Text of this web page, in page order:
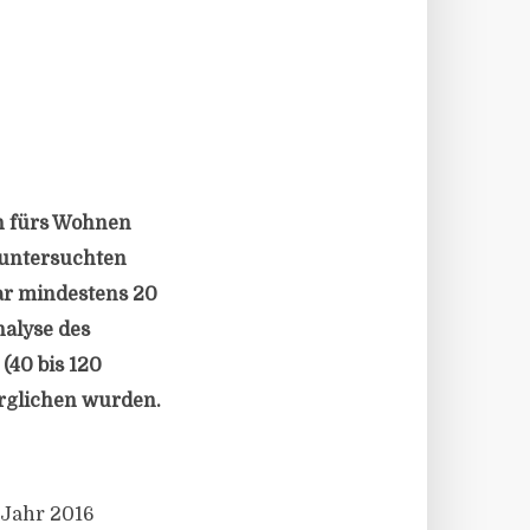
fürs Wohnen
mindestens 20
des
bis 120
wurden.
2016